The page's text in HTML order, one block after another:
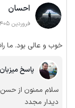
احسان
فروردین 1405
خوب و عالی بود. ما
پاسخ میزبان
سلام ممنون از حسن
دیدار مجدد